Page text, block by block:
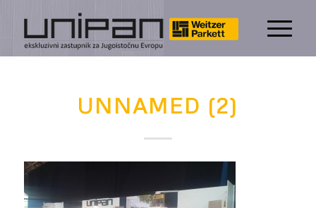
UNNAMED (2)